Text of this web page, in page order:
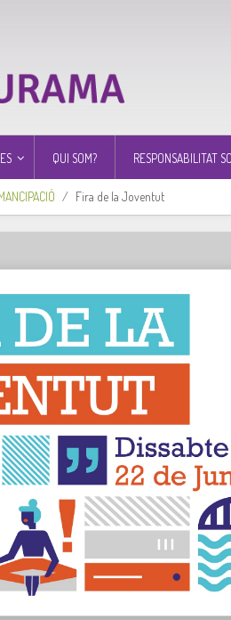
QUI SOM? RESPONSABILITAT
Fira de la Joventut